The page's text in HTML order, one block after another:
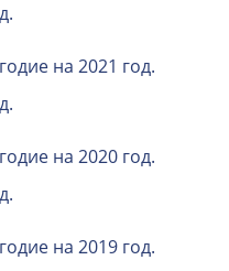
на 2021 год.
на 2020 год.
на 2019 год.